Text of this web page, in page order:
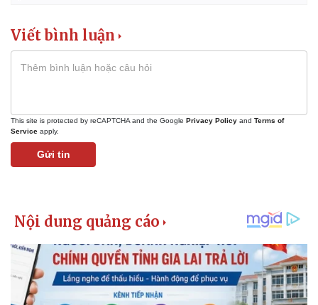
Bất động sản
Khởi nghiệp
Giá vàng
Viết bình luận
This site is protected by reCAPTCHA and the Google Privacy Policy and Terms of
Service apply.
Gửi tin